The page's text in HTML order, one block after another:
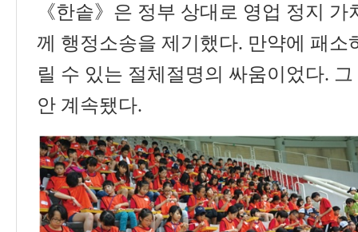
《한솥》 은 정부 상대로 영업 정지 가
께 행정소송을 제기했다. 만약에 패소
릴 수 있는 절체절명의 싸움이었다.
안 계속됐다.